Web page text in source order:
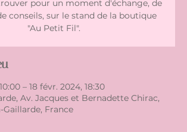
pour un moment d'échange, de
conseils, sur le stand de la boutique
"Au Petit Fil".
– 18 févr. 2024, 18:30
Av. Jacques et Bernadette Chirac,
Gaillarde, France